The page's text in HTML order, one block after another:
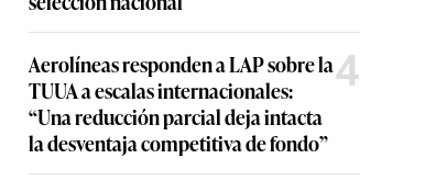
Aerolíneas responden a LAP sobre la
TUUA a escalas internacionales:
“Una reducción parcial deja intacta
la desventaja competitiva de fondo”
4